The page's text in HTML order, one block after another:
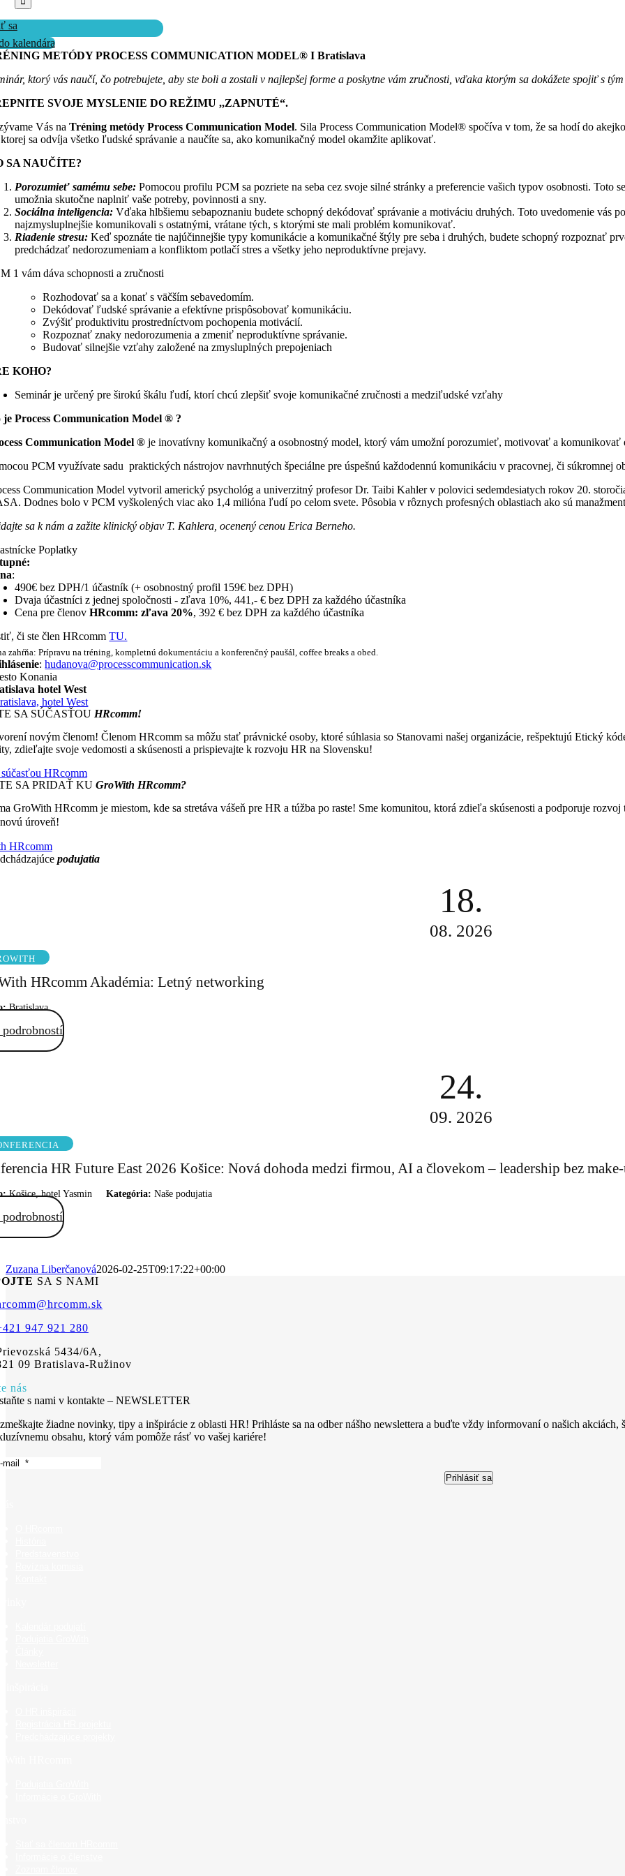
sa
kalendára
METÓDY PROCESS COMMUNICATION MODEL® I Bratislava
ktorý vás naučí, čo potrebujete, aby ste boli a zostali v najlepšej forme a poskytne vám zručnosti, vďaka ktorým sa dokážete spojiť s
SVOJE MYSLENIE DO REŽIMU ,,ZAPNUTÉ“.
Vás naTréning metódy Process Communication Model. Sila Process Communication Model® spočíva v tom, že sa hodí do
sa odvíja všetko ľudské správanie a naučíte sa, ako komunikačný model okamžite aplikovať.
SA NAUČÍTE?
Porozumieť samému sebe: Pomocou profilu PCM sa pozriete na seba cez svoje silné stránky a preferencie vašich typov osobnosti. Toto
umožnia skutočne naplniť vaše potreby, povinnosti a sny.
Sociálna inteligencia: Vďaka hlbšiemu sebapoznaniu budete schopný dekódovať správanie a motiváciu druhých. Toto uvedomenie vás
najzmysluplnejšie komunikovali s ostatnými, vrátane tých, s ktorými ste mali problém komunikovať.
Riadenie stresu: Keď spoznáte tie najúčinnejšie typy komunikácie a komunikačné štýly pre seba i druhých, budete schopný rozpoznať
predchádzať nedorozumeniam a konfliktom potlačí stres a všetky jeho neproduktívne prejavy.
1 vám dáva schopnosti a zručnosti
Rozhodovať sa a konať s väčším sebavedomím.
Dekódovať ľudské správanie a efektívne prispôsobovať komunikáciu.
Zvýšiť produktivitu prostredníctvom pochopenia motivácií.
Rozpoznať znaky nedorozumenia a zmeniť neproduktívne správanie.
Budovať silnejšie vzťahy založené na zmysluplných prepojeniach
KOHO?
Seminár je určený pre širokú škálu ľudí, ktorí chcú zlepšiť svoje komunikačné zručnosti a medziľudské vzťahy
je Process Communication Model ® ?
Communication Model ® je inovatívny komunikačný a osobnostný model, ktorý vám umožní porozumieť, motivovať a
PCM využívate sadu praktických nástrojov navrhnutých špeciálne pre úspešnú každodennú komunikáciu v pracovnej, či súkromnej
Communication Model vytvoril americký psychológ a univerzitný profesor Dr. Taibi Kahler v polovici sedemdesiatych rokov 20.
Dodnes bolo v PCM vyškolených viac ako 1,4 milióna ľudí po celom svete. Pôsobia v rôznych profesných oblastiach ako sú
sa k nám a zažite klinický objav T. Kahlera, ocenený cenou Erica Berneho.
Poplatky
:
490€ bez DPH/1 účastník (+ osobnostný profil 159€ bez DPH)
Dvaja účastníci z jednej spoločnosti - zľava 10%, 441,- € bez DPH za každého účastníka
Cena pre členovHRcomm: zľava 20%, 392 € bez DPH za každého účastníka
či ste člen HRcommTU.
zahŕňa: Prípravu na tréning, kompletnú dokumentáciu a konferenčný paušál, coffee breaks a obed.
:hudanova@processcommunication.sk
Konania
hotel West
hotel West
SA SÚČASŤOU HRcomm!
novým členom! Členom HRcomm sa môžu stať právnické osoby, ktoré súhlasia so Stanovami našej organizácie, rešpektujú Etický
zdieľajte svoje vedomosti a skúsenosti a prispievajte k rozvoju HR na Slovensku!
HRcomm
SA PRIDAŤ KU GroWith HRcomm?
GroWith HRcomm je miestom, kde sa stretáva vášeň pre HR a túžba po raste! Sme komunitou, ktorá zdieľa skúsenosti a podporuje
úroveň!
HRcomm
podujatia
18.
08. 2026
HRcomm Akadémia: Letný networking
Bratislava
24.
09. 2026
HR Future East 2026 Košice: Nová dohoda medzi firmou, AI a človekom – leadership bez
Košice, hotel Yasmin Kategória:Naše podujatia
Zuzana Liberčanová2026-02-25T09:17:22+00:00
SA S NAMI
947 921 280
5434/6A,
09 Bratislava-Ružinov
nás
s nami v kontakte – NEWSLETTER
žiadne novinky, tipy a inšpirácie z oblasti HR! Prihláste sa na odber nášho newslettera a buďte vždy informovaní o našich
obsahu, ktorý vám pomôže rásť vo vašej kariére!
Prihlásiť sa